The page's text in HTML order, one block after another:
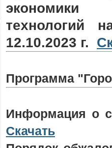
экономики
технологий
12.10.2023 г.
Программа
Информация о
Скачать